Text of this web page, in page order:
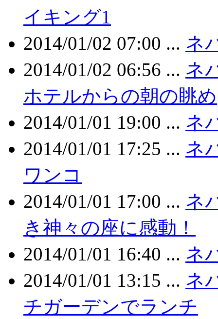
イキング1
2014/01/02 07:00 ... ネ
2014/01/02 06:56 ... ネ
ホテルからの朝の眺め
2014/01/01 19:00 ... ネ
2014/01/01 17:25 ... ネ
ワンコ
2014/01/01 17:00 ... ネ
き神々の座に感動！
2014/01/01 16:40 ... ネ
2014/01/01 13:15 ... ネ
チガーデンでランチ